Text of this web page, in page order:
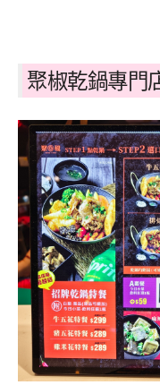
聚椒乾鍋專門